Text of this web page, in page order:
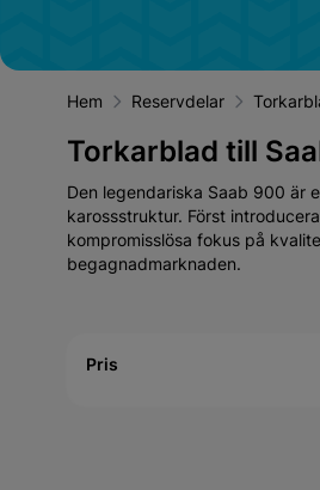
Hem Reservdelar
Torkarblad till
Den legendariska Saab 900 är
karossstruktur. Först
kompromisslösa fokus på
begagnadmarknaden.
Pris